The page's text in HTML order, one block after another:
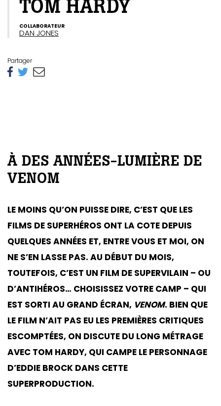
TOM HARDY
COLLABORATEUR
DAN JONES
Partager
À DES ANNÉES-LUMIÈRE DE
VENOM
LE MOINS QU’ON PUISSE DIRE, C’EST QUE LES
FILMS DE SUPERHÉROS ONT LA COTE DEPUIS
QUELQUES ANNÉES ET, ENTRE VOUS ET MOI, ON
NE S’EN LASSE PAS. AU DÉBUT DU MOIS,
TOUTEFOIS, C’EST UN FILM DE SUPERVILAIN – OU
D’ANTIHÉROS… CHOISISSEZ VOTRE CAMP – QUI
EST SORTI AU GRAND ÉCRAN, VENOM. BIEN QUE
LE FILM N’AIT PAS EU LES PREMIÈRES CRITIQUES
ESCOMPTÉES, ON DISCUTE DU LONG MÉTRAGE
AVEC TOM HARDY, QUI CAMPE LE PERSONNAGE
D’EDDIE BROCK DANS CETTE
SUPERPRODUCTION.